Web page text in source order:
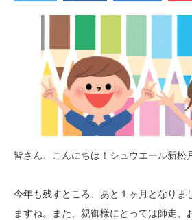
皆さん、こんにちは！シュウエール新松
今年も残すところ、あと１ヶ月となり
ますね。また、親御様にとっては師走